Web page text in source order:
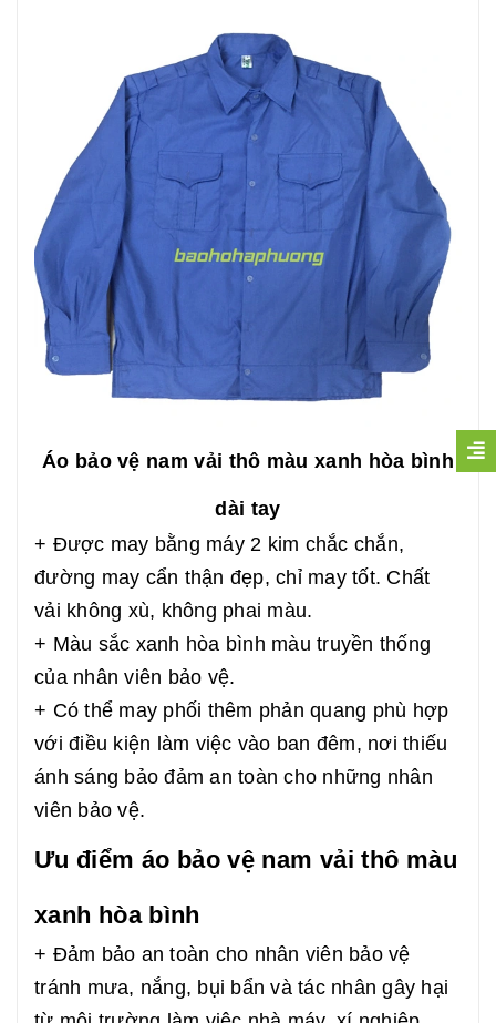
Áo bảo vệ nam vải thô màu xanh hòa bình
dài tay
+ Được may bằng máy 2 kim chắc chắn,
đường may cẩn thận đẹp, chỉ may tốt. Chất
vải không xù, không phai màu.
+ Màu sắc xanh hòa bình màu truyền thống
của nhân viên bảo vệ.
+ Có thể may phối thêm phản quang phù hợp
với điều kiện làm việc vào ban đêm, nơi thiếu
ánh sáng bảo đảm an toàn cho những nhân
viên bảo vệ.
Ưu điểm áo bảo vệ nam vải thô màu
xanh hòa bình
+ Đảm bảo an toàn cho nhân viên bảo vệ
tránh mưa, nắng, bụi bẩn và tác nhân gây hại